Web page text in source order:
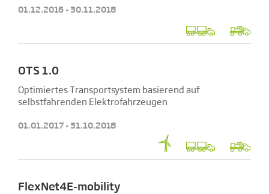
01.12.2016 - 30.11.2018
OTS 1.0
Optimiertes Transportsystem basierend auf
selbstfahrenden Elektrofahrzeugen
01.01.2017 - 31.10.2018
FlexNet4E-mobility